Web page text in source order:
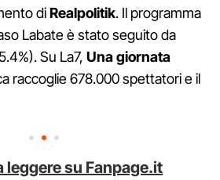
diRealpolitik. Il programma
Labate è stato seguito da
Su La7, Una giornata
raccoglie 678.000 spettatori e il
leggere su Fanpage.it